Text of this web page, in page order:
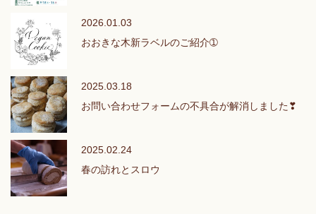
2026.01.03
おおきな木新ラベルのご紹介➀
2025.03.18
お問い合わせフォームの不具合が解消しました❣
2025.02.24
春の訪れとスロウ